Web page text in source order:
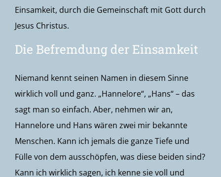
Einsamkeit, durch die Gemeinschaft mit Gott durch
Jesus Christus.
Die Befremdung der Einsamkeit
Niemand kennt seinen Namen in diesem Sinne
wirklich voll und ganz. „Hannelore“, „Hans“ – das
sagt man so einfach. Aber, nehmen wir an,
Hannelore und Hans wären zwei mir bekannte
Menschen. Kann ich jemals die ganze Tiefe und
Fülle von dem ausschöpfen, was diese beiden sind?
Kann ich wirklich sagen, ich kenne sie voll und